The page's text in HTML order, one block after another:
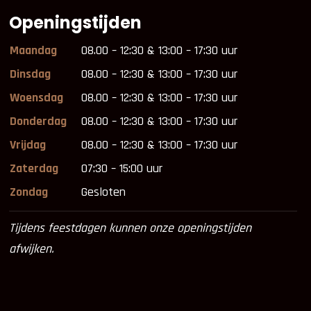
Openingstijden
Maandag
08.00 – 12:30 & 13:00 – 17:30 uur
Dinsdag
08.00 – 12:30 & 13:00 – 17:30 uur
Woensdag
08.00 – 12:30 & 13:00 – 17:30 uur
Donderdag
08.00 – 12:30 & 13:00 – 17:30 uur
Vrijdag
08.00 – 12:30 & 13:00 – 17:30 uur
Zaterdag
07:30 – 15:00 uur
Zondag
Gesloten
Tijdens feestdagen kunnen onze openingstijden
afwijken.